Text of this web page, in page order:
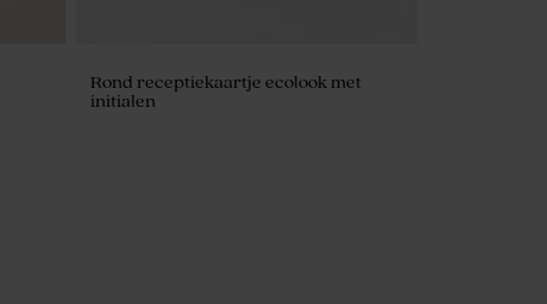
Rond receptiekaartje ecolook met
initialen